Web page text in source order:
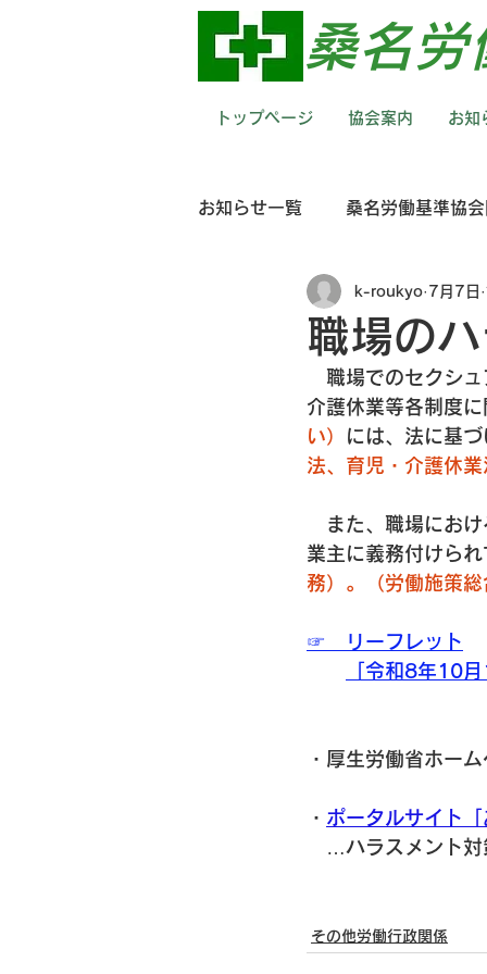
桑名労
トップページ 協会案内 お知
お知らせ一覧 桑名労働基準協
職場の
k-roukyo 7月7日
職場でのセクシュ
介護休業等各制度
い）
には、法に基
法、育児・介護休業
また、職場におけ
業主に義務付けら
務）。（労働施策
☞　リーフレット
「令和8年10
・厚生労働省ホー
・ ポータルサイト
…ハラスメント対
その他労働行政関係